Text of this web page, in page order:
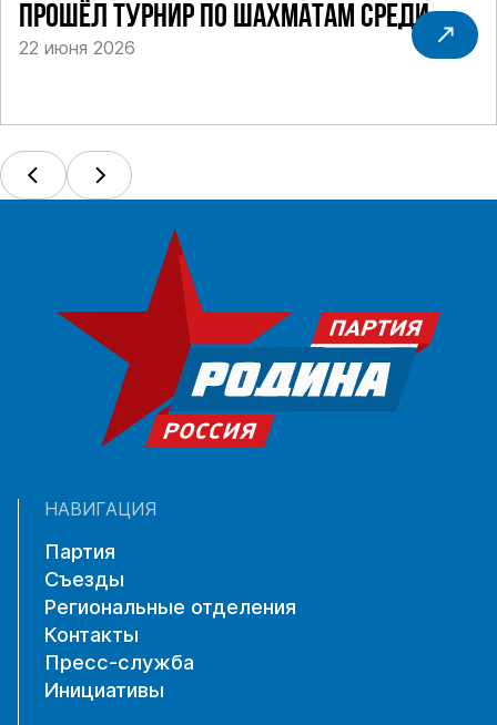
ПРОШЁЛ ТУРНИР ПО ШАХМАТАМ СРЕДИ
СИЛОВИКОВ
22 июня 2026
НАВИГАЦИЯ
Партия
Съезды
Региональные отделения
Контакты
Пресс-служба
Инициативы